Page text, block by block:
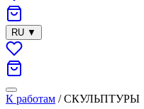
RU ▼
К работам / СКУЛЬПТУРЫ